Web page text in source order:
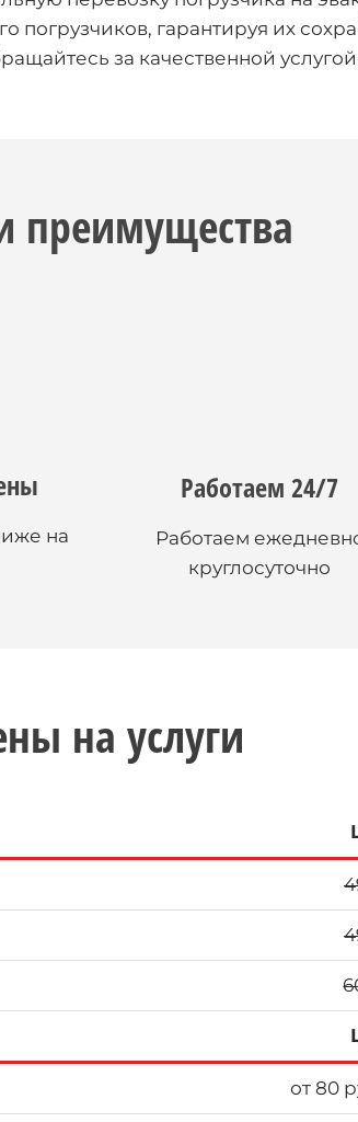
погрузчиков, гарантируя их
за качественной услугой
преимущества
на
Работаем 24/7
Работаем
круглосуточно
на услуги
от 80